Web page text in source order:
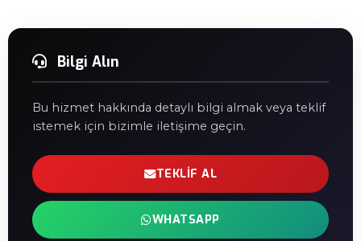
Bilgi Alın
Bu hizmet hakkında detaylı bilgi almak veya teklif
istemek için bizimle iletişime geçin.
TEKLIF AL
WHATSAPP